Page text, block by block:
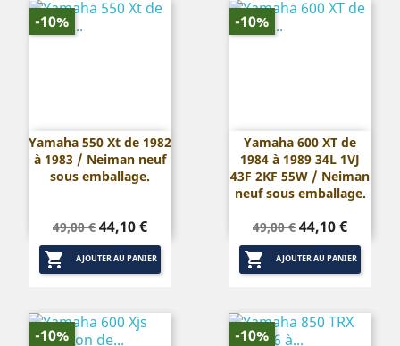
Yamaha 550 Xt de 1982
à 1983 / Neiman neuf
sous emballage.
Prix
de
base
49,00 € Prix
44,10 €
 AJOUTER AU PANIER
-10%
Yamaha 600 XT de
1984 à 1989 34L 1VJ
43F 2KF 55W / Neiman
neuf sous emballage.
Prix
de
base
49,00 € Prix
44,10 €
 AJOUTER AU PANIER
-10%
-10% -10%